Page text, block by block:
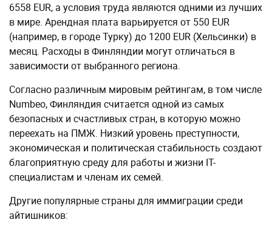
6558 EUR, а условия труда являются одними из лучших
в мире. Арендная плата варьируется от 550 EUR
(например, в городе Турку) до 1200 EUR (Хельсинки) в
месяц. Расходы в Финляндии могут отличаться в
зависимости от выбранного региона.
Согласно различным мировым рейтингам, в том числе
Numbeo, Финляндия считается одной из самых
безопасных и счастливых стран, в которую можно
переехать на ПМЖ. Низкий уровень преступности,
экономическая и политическая стабильность создают
благоприятную среду для работы и жизни IT-
специалистам и членам их семей.
Другие популярные страны для иммиграции среди
айтишников: